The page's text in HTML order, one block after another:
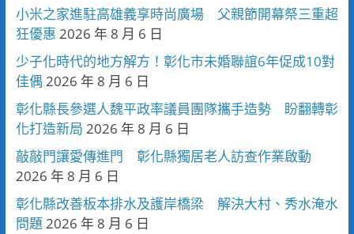
小米之家進駐高雄義享時尚廣場 父親節開幕祭三重超
狂優惠 2026 年 8 月 6 日
少子化時代的地方解方！彰化市未婚聯誼6年促成10對
佳偶 2026 年 8 月 6 日
彰化縣長參選人魏平政率議員團隊攜手造勢 盼翻轉彰
化打造新局 2026 年 8 月 6 日
敲敲門讓愛傳進門 彰化縣獨居老人訪查作業啟動
2026 年 8 月 6 日
彰化縣改善板本排水及護岸橋梁 解決大村、秀水淹水
問題 2026 年 8 月 6 日